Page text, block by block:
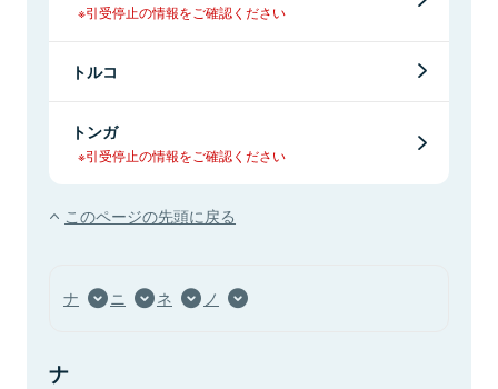
※引受停止の情報をご確認ください
トルコ
トンガ
※引受停止の情報をご確認ください
このページの先頭に戻る
ナ ニ ネ ノ
ナ